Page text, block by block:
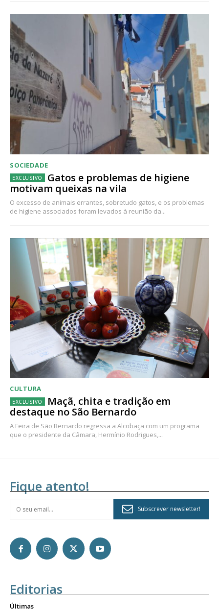
SOCIEDADE
Gatos e problemas de higiene
motivam queixas na vila
O excesso de animais errantes, sobretudo gatos, e os problemas
de higiene associados foram levados à reunião da...
CULTURA
Maçã, chita e tradição em
destaque no São Bernardo
A Feira de São Bernardo regressa a Alcobaça com um programa
que o presidente da Câmara, Hermínio Rodrigues,...
Fique atento!
Subscrever newsletter!
Editorias
Últimas